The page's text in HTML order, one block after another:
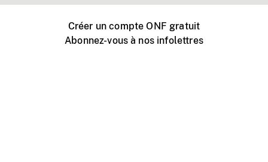
Créer un compte ONF gratuit
Abonnez-vous à nos infolettres